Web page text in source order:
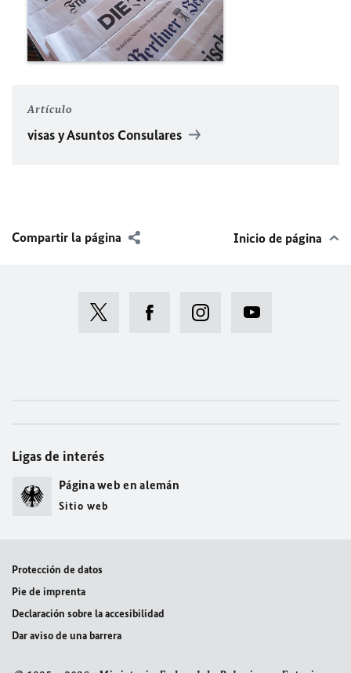
Artículo
visas y Asuntos Consulares
Compartir la página Inicio de página
Ligas de interés
Página web en alemán
Sitio web
Protección de datos
Pie de imprenta
Declaración sobre la accesibilidad
Dar aviso de una barrera